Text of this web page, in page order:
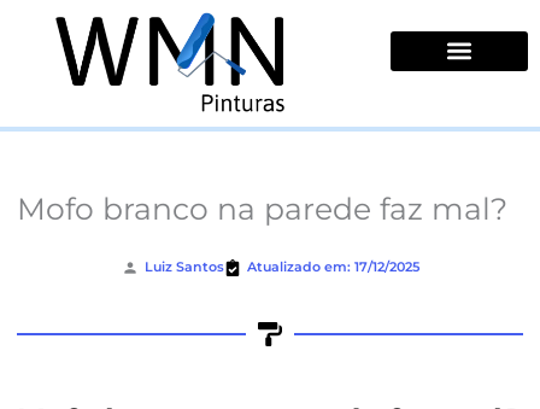
conteúdo
Mofo branco na parede faz mal?
Luiz Santos Atualizado em: 17/12/2025